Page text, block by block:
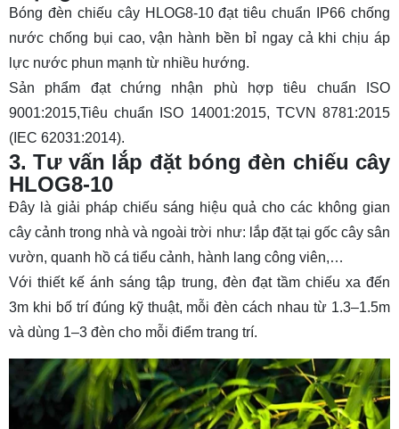
Bóng đèn chiếu cây HLOG8-10 đạt tiêu chuẩn IP66 chống
nước chống bụi cao, vận hành bền bỉ ngay cả khi chịu áp
lực nước phun mạnh từ nhiều hướng.
Sản phẩm đạt chứng nhận phù hợp tiêu chuẩn ISO
9001:2015,Tiêu chuẩn ISO 14001:2015, TCVN 8781:2015
(IEC 62031:2014).
3. Tư vấn lắp đặt bóng đèn chiếu cây
HLOG8-10
Đây là giải pháp chiếu sáng hiệu quả cho các không gian
cây cảnh trong nhà và ngoài trời như: lắp đặt tại gốc cây sân
vườn, quanh hồ cá tiểu cảnh, hành lang công viên,…
Với thiết kế ánh sáng tập trung, đèn đạt tầm chiếu xa đến
3m khi bố trí đúng kỹ thuật, mỗi đèn cách nhau từ 1.3–1.5m
và dùng 1–3 đèn cho mỗi điểm trang trí.